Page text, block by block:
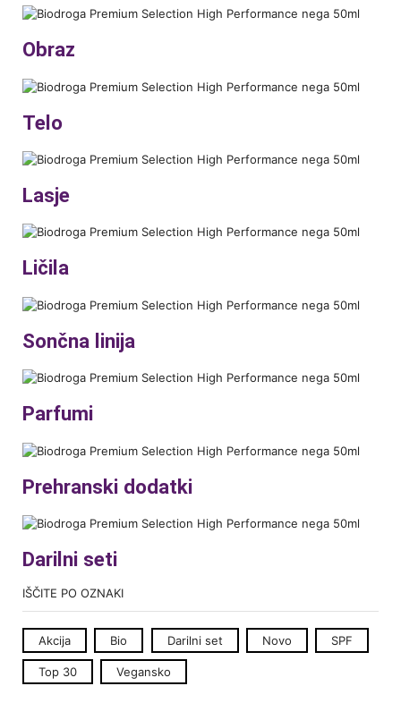
Obraz
Telo
Lasje
Ličila
Sončna linija
Parfumi
Prehranski dodatki
Darilni seti
IŠČITE PO OZNAKI
Akcija Bio Darilni set Novo SPF
Top 30 Vegansko